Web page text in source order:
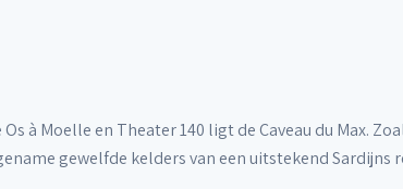
à Moelle en Theater 140 ligt de Caveau du Max.
gewelfde kelders van een uitstekend Sardijns